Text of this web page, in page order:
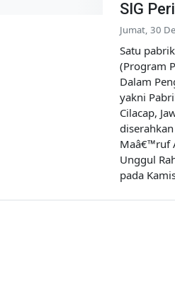
SIG
Jumat, 30
Satu
(Program
Dalam
yakni
Cilacap,
Maâ€™ruf
Unggul
pada